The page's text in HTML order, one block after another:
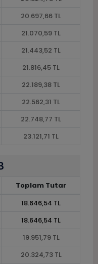
20.697,66 TL
21.070,59 TL
21.443,52 TL
21.816,45 TL
22.189,38 TL
22.562,31 TL
22.748,77 TL
23.121,71 TL
Toplam Tutar
18.646,54 TL
18.646,54 TL
19.951,79 TL
20.324,73 TL